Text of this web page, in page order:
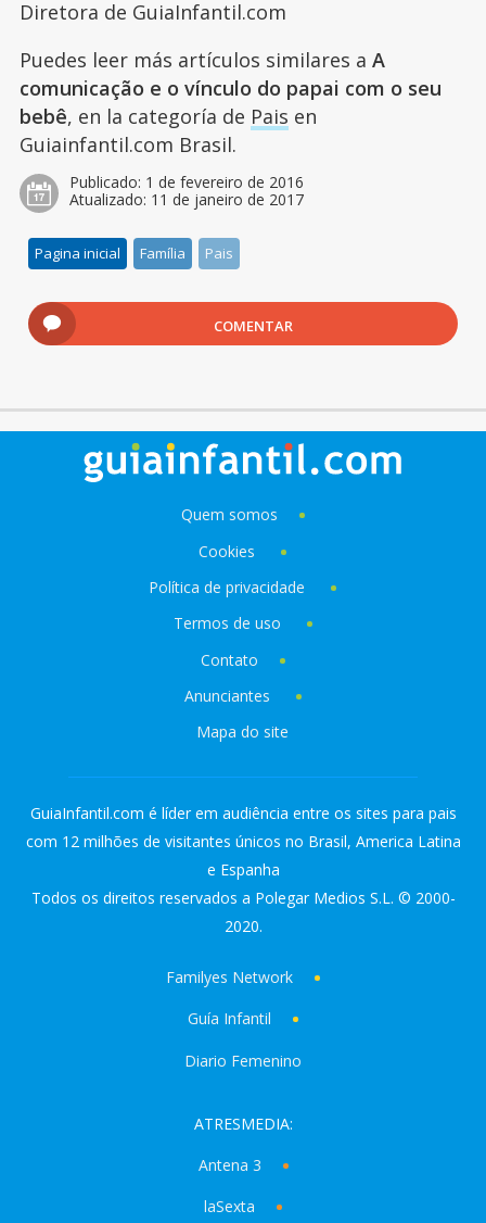
Diretora de GuiaInfantil.com
Puedes leer más artículos similares a A
comunicação e o vínculo do papai com o seu
bebê, en la categoría de Pais en
Guiainfantil.com Brasil.
Publicado: 1 de fevereiro de 2016
Atualizado: 11 de janeiro de 2017
Pagina inicial Família Pais
COMENTAR
Quem somos
Cookies
Política de privacidade
Termos de uso
Contato
Anunciantes
Mapa do site
GuiaInfantil.com é líder em audiência entre os sites para pais
com 12 milhões de visitantes únicos no Brasil, America Latina
e Espanha
Todos os direitos reservados a Polegar Medios S.L. © 2000-
2020.
Familyes Network
Guía Infantil
Diario Femenino
ATRESMEDIA:
Antena 3
laSexta